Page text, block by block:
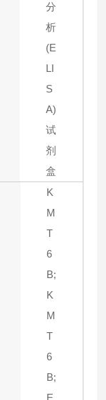
分
析
(E
LI
S
A)
试
剂
盒
K
M
T
6
B;
K
M
T
6
B;
E